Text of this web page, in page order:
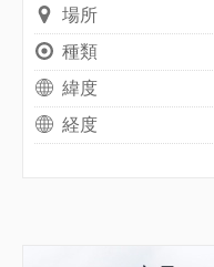
場所
種類
緯度
経度